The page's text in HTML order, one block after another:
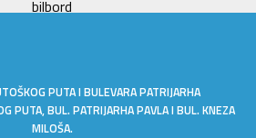
PUTA I BULEVARA PATRIJARHA
BUL. PATRIJARHA PAVLA I BUL. KNEZA
MILOŠA.